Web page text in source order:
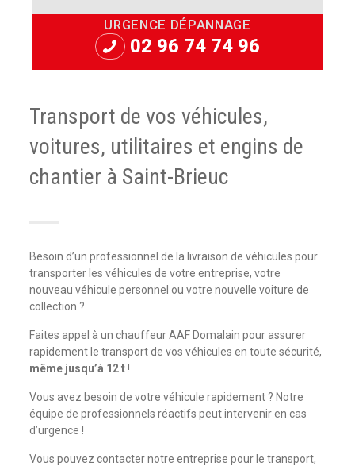
URGENCE DÉPANNAGE
02 96 74 74 96
Transport de vos véhicules,
voitures, utilitaires et engins de
chantier à Saint-Brieuc
Besoin d’un professionnel de la livraison de véhicules pour
transporter les véhicules de votre entreprise, votre
nouveau véhicule personnel ou votre nouvelle voiture de
collection ?
Faites appel à un chauffeur AAF Domalain pour assurer
rapidement le transport de vos véhicules en toute sécurité,
même jusqu’à 12 t!
Vous avez besoin de votre véhicule rapidement ? Notre
équipe de professionnels réactifs peut intervenir en cas
d’urgence !
Vous pouvez contacter notre entreprise pour le transport,